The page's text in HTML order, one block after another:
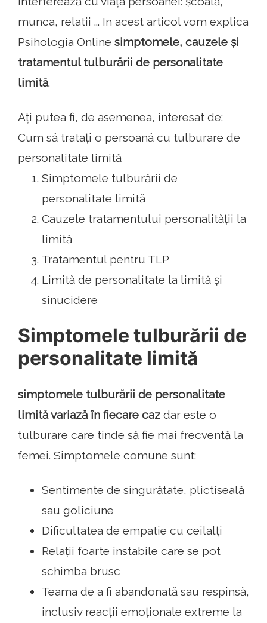
munca, relatii ... In acest articol vom explica
Psihologia Online simptomele, cauzele și
tratamentul tulburării de personalitate
limită.
Ați putea fi, de asemenea, interesat de:
Cum să tratați o persoană cu tulburare de
personalitate limită
Simptomele tulburării de
personalitate limită
Cauzele tratamentului personalității la
limită
Tratamentul pentru TLP
Limită de personalitate la limită și
sinucidere
Simptomele tulburării de
personalitate limită
simptomele tulburării de personalitate
limită variază în fiecare caz dar este o
tulburare care tinde să fie mai frecventă la
femei. Simptomele comune sunt:
Sentimente de singurătate, plictiseală
sau goliciune
Dificultatea de empatie cu ceilalți
Relații foarte instabile care se pot
schimba brusc
Teama de a fi abandonată sau respinsă,
inclusiv reacții emoționale extreme la